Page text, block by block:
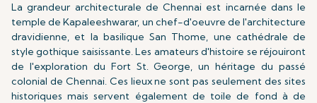
La grandeur architecturale de Chennai est incarnée dans le
temple de Kapaleeshwarar, un chef-d'oeuvre de l'architecture
dravidienne, et la basilique San Thome, une cathédrale de
style gothique saisissante. Les amateurs d'histoire se réjouiront
de l'exploration du Fort St. George, un héritage du passé
colonial de Chennai. Ces lieux ne sont pas seulement des sites
historiques mais servent également de toile de fond à de